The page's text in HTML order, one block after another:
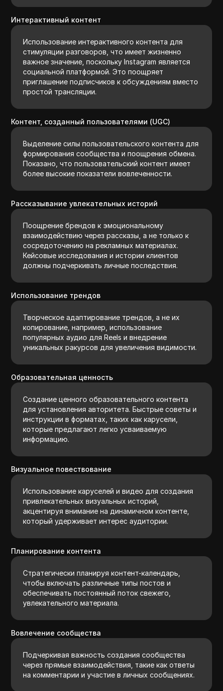
Интерактивный контент
Использование интерактивного контента для
стимуляции разговоров, что имеет жизненно
важное значение, поскольку Instagram является
социальной платформой. Это поощряет
приглашение подписчиков к обсуждениям вместо
простой трансляции.
Контент, созданный пользователями (UGC)
Выделение силы пользовательского контента для
формирования сообщества и поощрения обмена.
Показано, что пользовательский контент имеет
более высокие показатели вовлеченности.
Рассказывание увлекательных историй
Поощрение брендов к эмоциональному
взаимодействию через рассказы, а не только к
сосредоточению на рекламных материалах.
Кейсовые исследования и истории клиентов
должны подчеркивать личные последствия.
Использование трендов
Творческое адаптирование трендов, а не их
копирование, например, использование
популярных аудио для Reels и внедрение
уникальных ракурсов для увеличения видимости.
Образовательная ценность
Создание ценного образовательного контента
для установления авторитета. Быстрые советы и
инструкции в форматах, таких как карусели,
которые предлагают легко усваиваемую
информацию.
Визуальное повествование
Использование каруселей и видео для создания
привлекательных визуальных историй,
акцентируя внимание на динамичном контенте,
который удерживает интерес аудитории.
Планирование контента
Стратегически планируя контент-календарь,
чтобы включать различные типы постов и
обеспечивать постоянный поток свежего,
увлекательного материала.
Вовлечение сообщества
Подчеркивая важность создания сообщества
через прямые взаимодействия, такие как ответы
на комментарии и участие в личных сообщениях.